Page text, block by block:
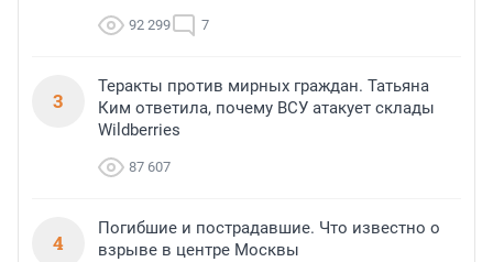
92 299 7
3
Теракты против мирных граждан. Татьяна
Ким ответила, почему ВСУ атакует склады
Wildberries
87 607
4
Погибшие и пострадавшие. Что известно о
взрыве в центре Москвы